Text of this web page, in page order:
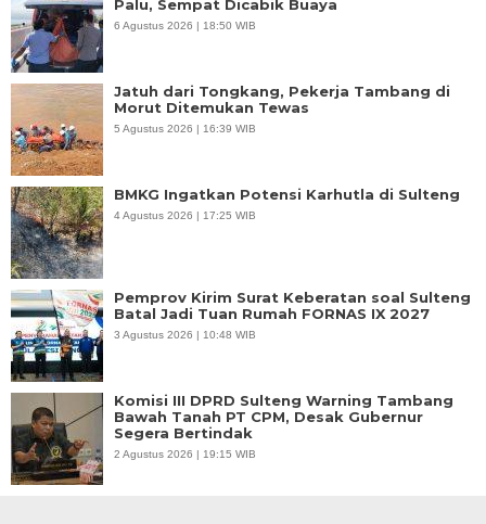
Palu, Sempat Dicabik Buaya
6 Agustus 2026 | 18:50 WIB
Jatuh dari Tongkang, Pekerja Tambang di
Morut Ditemukan Tewas
5 Agustus 2026 | 16:39 WIB
BMKG Ingatkan Potensi Karhutla di Sulteng
4 Agustus 2026 | 17:25 WIB
Pemprov Kirim Surat Keberatan soal Sulteng
Batal Jadi Tuan Rumah FORNAS IX 2027
3 Agustus 2026 | 10:48 WIB
Komisi III DPRD Sulteng Warning Tambang
Bawah Tanah PT CPM, Desak Gubernur
Segera Bertindak
2 Agustus 2026 | 19:15 WIB